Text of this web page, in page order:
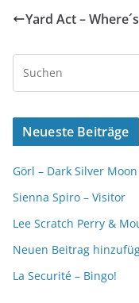
Yard Act –
Neueste Beiträge
Görl – Dark Silver
Sienna Spiro – Visitor
Lee Scratch Perry &
Neuen Beitrag
La Securité – Bingo!